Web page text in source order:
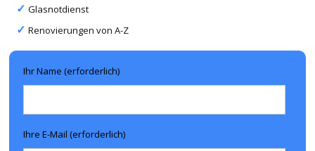
Glasnotdienst
Renovierungen von A-Z
Ihr Name (erforderlich)
Ihre E-Mail (erforderlich)